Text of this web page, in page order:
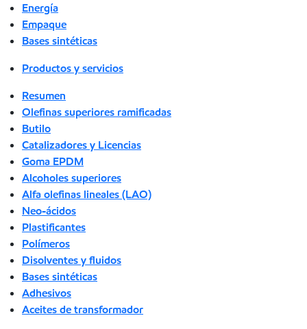
Energía
Empaque
Bases sintéticas
Productos y servicios
Resumen
Olefinas superiores ramificadas
Butilo
Catalizadores y Licencias
Goma EPDM
Alcoholes superiores
Alfa olefinas lineales (LAO)
Neo-ácidos
Plastificantes
Polímeros
Disolventes y fluidos
Bases sintéticas
Adhesivos
Aceites de transformador